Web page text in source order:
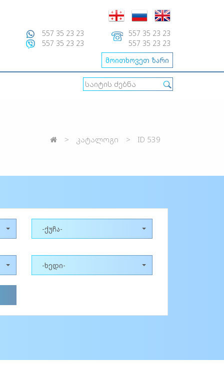
557 35 23 23
557 35 23 23
557 35 23 23
557 35 23 23
მოითხოვეთ ზარი
კატალოგი ID 539
-ქუჩა-
-ხედი-